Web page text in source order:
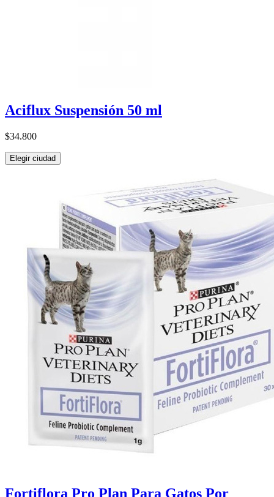
Aciflux Suspensión 50 ml
$34.800
Elegir ciudad
Fortiflora Pro Plan Para Gatos Por